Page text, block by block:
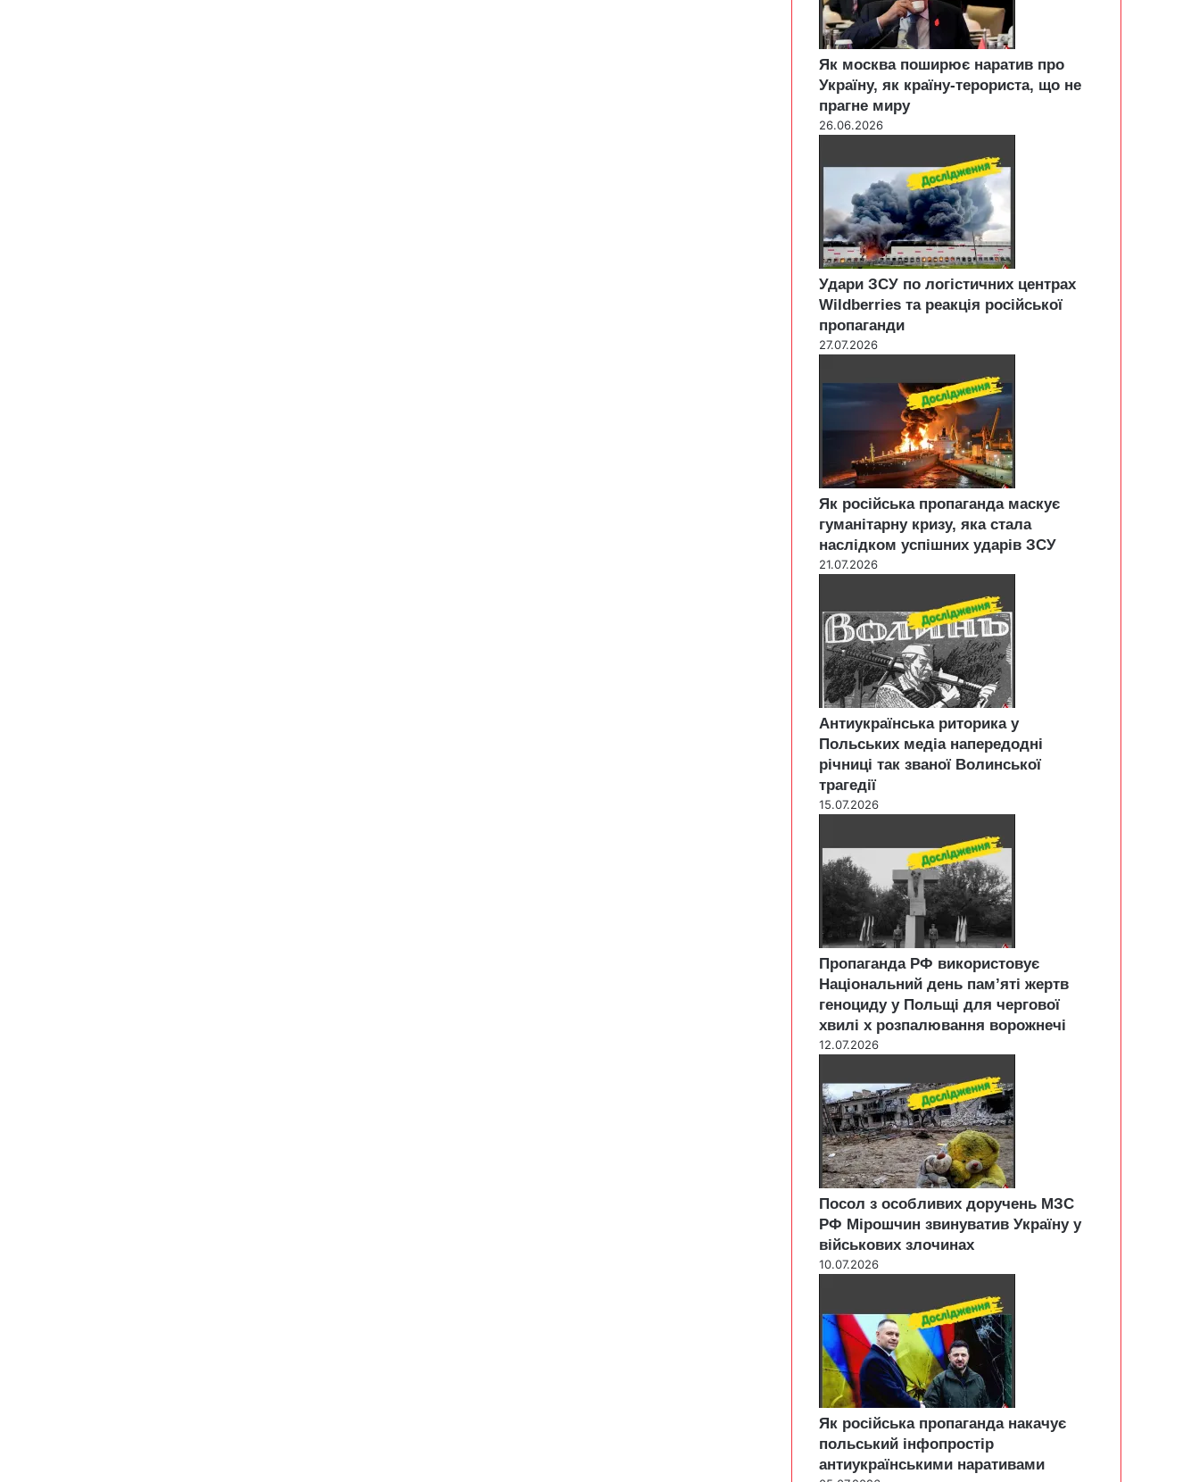
Як москва поширює наратив про
Україну, як країну-терориста, що не
прагне миру
26.06.2026
Удари ЗСУ по логістичних центрах
Wildberries та реакція російської
пропаганди
27.07.2026
Як російська пропаганда маскує
гуманітарну кризу, яка стала
наслідком успішних ударів ЗСУ
21.07.2026
Антиукраїнська риторика у
Польських медіа напередодні
річниці так званої Волинської
трагедії
15.07.2026
Пропаганда РФ використовує
Національний день пам’яті жертв
геноциду у Польщі для чергової
хвилі х розпалювання ворожнечі
12.07.2026
Посол з особливих доручень МЗС
РФ Мірошчин звинуватив Україну у
військових злочинах
10.07.2026
Як російська пропаганда накачує
польський інфопростір
антиукраїнськими наративами